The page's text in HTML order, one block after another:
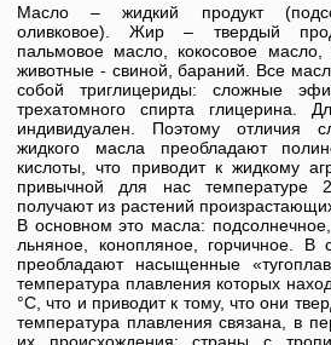
Масло – жидкий продукт
оливковое). Жир – твердый
пальмовое масло, кокосовое масло,
животные - свиной, бараний. Все
собой триглицериды: сложные
трехатомного спирта глицерина.
индивидуален. Поэтому отличия
жидкого масла преобладают
кислоты, что приводит к жидкому
привычной для нас
получают из растений
В основном это масла: подсолнечное,
льняное, конопляное, горчичное. В
преобладают насыщенные
температура плавления которых
°С, что и приводит к тому, что они
температура плавления связана, в